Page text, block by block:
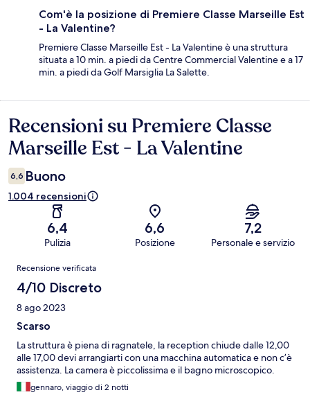
Com'è la posizione di Premiere Classe Marseille Est
- La Valentine?
Premiere Classe Marseille Est - La Valentine è una struttura
situata a 10 min. a piedi da Centre Commercial Valentine e a 17
min. a piedi da Golf Marsiglia La Salette.
Recensioni
Recensioni su Premiere Classe
Marseille Est - La Valentine
6,6 Buono
1.004 recensioni
6,4
Pulizia
6,6
Posizione
7,2
Personale e servizio
Recensioni
Recensione verificata
4/10 Discreto
8 ago 2023
Scarso
La struttura è piena di ragnatele, la reception chiude dalle 12,00
alle 17,00 devi arrangiarti con una macchina automatica e non c’è
assistenza. La camera è piccolissima e il bagno microscopico.
gennaro, viaggio di 2 notti